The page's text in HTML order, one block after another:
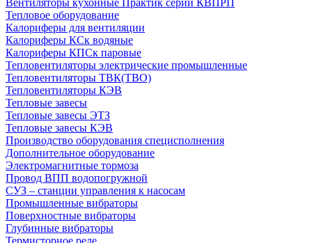
Вентиляторы кухонные Практик серии КВПРП
Тепловое оборудование
Калориферы для вентиляции
Калориферы КСк водяные
Калориферы КПСк паровые
Тепловентиляторы электрические промышленные
Тепловентиляторы ТВК(ТВО)
Тепловентиляторы КЭВ
Тепловые завесы
Тепловые завесы ЭТЗ
Тепловые завесы КЭВ
Производство оборудования специсполнения
Дополнительное оборудование
Электромагнитные тормоза
Провод ВПП водопогружной
СУЗ – станции управления к насосам
Промышленные вибраторы
Поверхностные вибраторы
Глубинные вибраторы
Термисторное реле